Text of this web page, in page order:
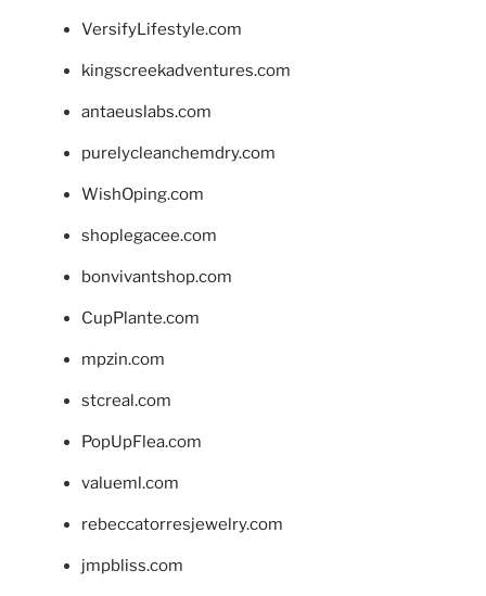
VersifyLifestyle.com
kingscreekadventures.com
antaeuslabs.com
purelycleanchemdry.com
WishOping.com
shoplegacee.com
bonvivantshop.com
CupPlante.com
mpzin.com
stcreal.com
PopUpFlea.com
valueml.com
rebeccatorresjewelry.com
jmpbliss.com